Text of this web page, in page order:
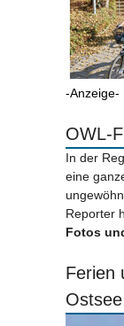
-Anzeige-
OWL-
In der
eine
Reporter
Fotos
Ferien
Ostsee